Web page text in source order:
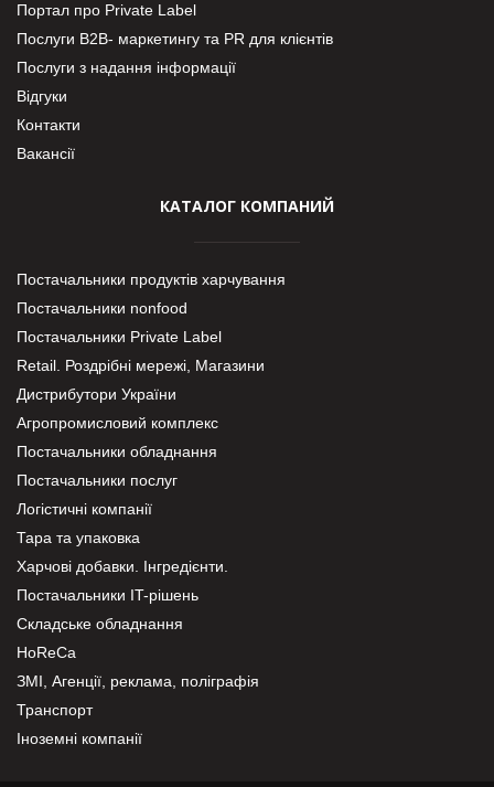
Портал про Private Label
Послуги В2В- маркетингу та PR для клієнтів
Послуги з надання інформації
Відгуки
Контакти
Вакансії
КАТАЛОГ КОМПАНИЙ
Постачальники продуктів харчування
Постачальники nonfood
Постачальники Private Label
Retail. Роздрібні мережі, Магазини
Дистрибутори України
Агропромисловий комплекс
Постачальники обладнання
Постачальники послуг
Логістичні компанії
Тара та упаковка
Харчові добавки. Інгредієнти.
Постачальники IT-рішень
Складське обладнання
HoReCa
ЗМІ, Агенції, реклама, поліграфія
Транспорт
Іноземні компанії